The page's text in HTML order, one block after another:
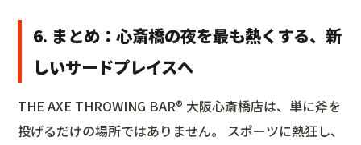
6. まとめ：心斎橋の夜を最も熱くする、新
しいサードプレイスへ
THE AXE THROWING BAR®︎ 大阪心斎橋店は、単に斧を
投げるだけの場所ではありません。 スポーツに熱狂し、